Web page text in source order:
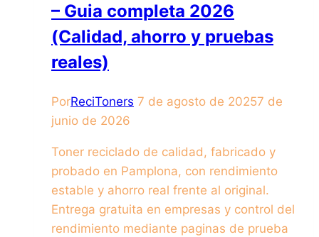
– Guia completa 2026
(Calidad, ahorro y pruebas
reales)
PorReciToners 7 de agosto de 20257 de
junio de 2026
Toner reciclado de calidad, fabricado y
probado en Pamplona, con rendimiento
estable y ahorro real frente al original.
Entrega gratuita en empresas y control del
rendimiento mediante paginas de prueba